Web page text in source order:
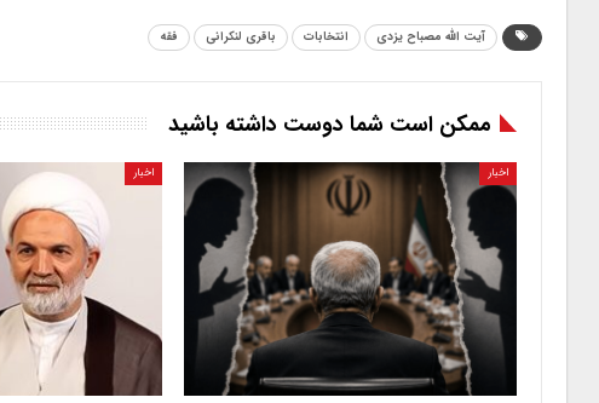
آیت الله مصباح یزدی انتخابات باقری لنکرانی فقه
ممکن است شما دوست داشته باشید
اخبار اخبار